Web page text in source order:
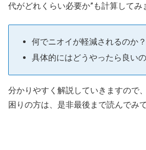
代がどれくらい必要か”も計算してみ
何でニオイが軽減されるのか？
具体的にはどうやったら良い
分かりやすく解説していきますので
困りの方は、是非最後まで読んでみ